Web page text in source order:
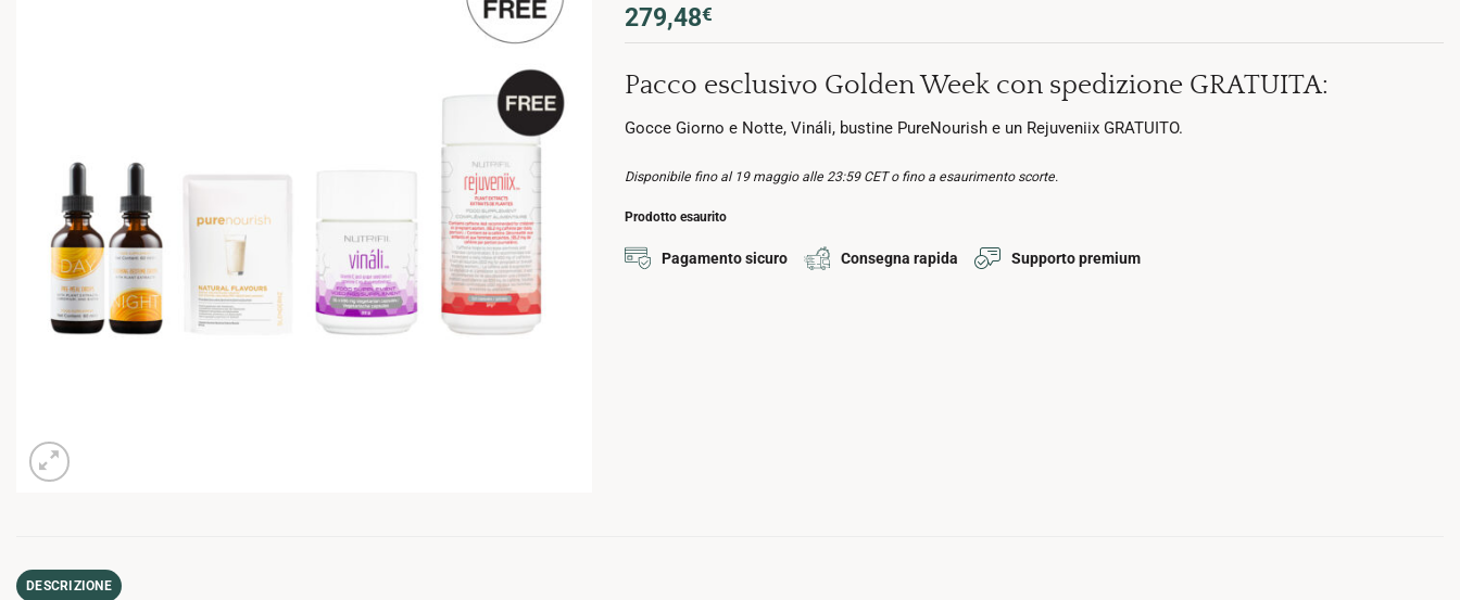
Il
prezzo
era:
356,27€.
279,48€
prezzo
attuale
è:
279,48€.
Pacco esclusivo Golden Week con spedizione GRATUITA:
Gocce Giorno e Notte, Vináli, bustine PureNourish e un Rejuveniix GRATUITO.
Disponibile fino al 19 maggio alle 23:59 CET o fino a esaurimento scorte.
Prodotto esaurito
Pagamento sicuro Consegna rapida Supporto premium
DESCRIZIONE